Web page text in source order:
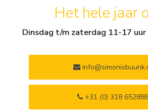
Het hele jaar
Dinsdag t/m zaterdag 11-17 uur
+31 (0) 318 652888